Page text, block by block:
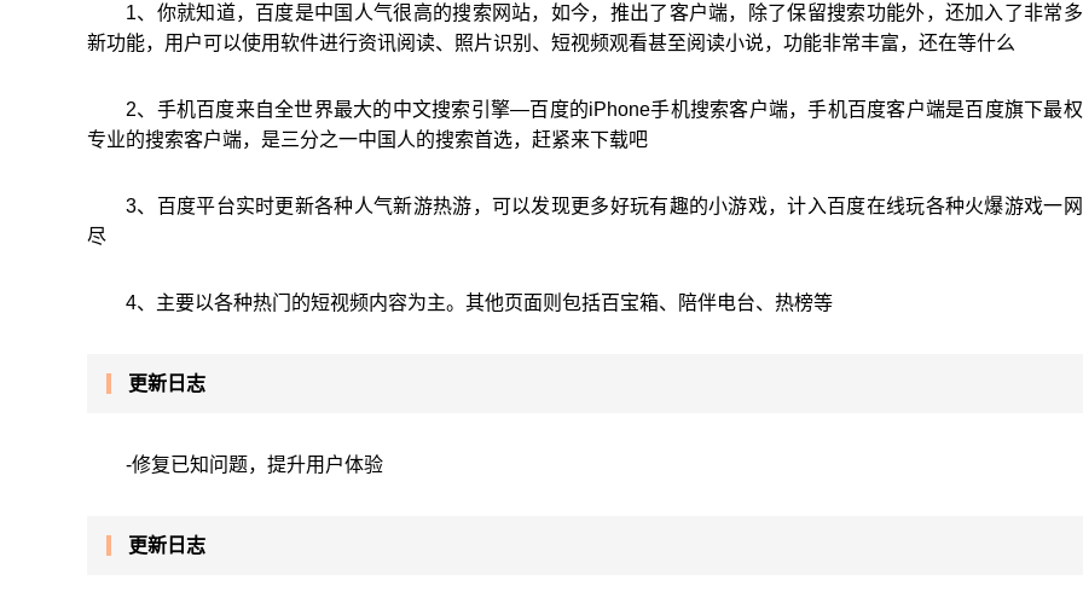
1、你就知道，百度是中国人气很高的搜索网站，如今，推出了客户端，除了保留搜索功能外，还加入了非常
新功能，用户可以使用软件进行资讯阅读、照片识别、短视频观看甚至阅读小说，功能非常丰富，还在等什么
2、手机百度来自全世界最大的中文搜索引擎—百度的iPhone手机搜索客户端，手机百度客户端是百度旗下最
专业的搜索客户端，是三分之一中国人的搜索首选，赶紧来下载吧
3、百度平台实时更新各种人气新游热游，可以发现更多好玩有趣的小游戏，计入百度在线玩各种火爆游戏一
尽
4、主要以各种热门的短视频内容为主。其他页面则包括百宝箱、陪伴电台、热榜等
更新日志
-修复已知问题，提升用户体验
更新日志